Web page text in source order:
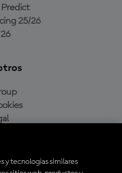
Predict
25/26
y tecnologías similares